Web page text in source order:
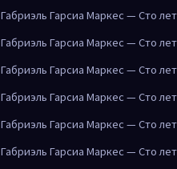
Габриэль Гарсиа Маркес — Сто
Габриэль Гарсиа Маркес — Сто
Габриэль Гарсиа Маркес — Сто
Габриэль Гарсиа Маркес — Сто
Габриэль Гарсиа Маркес — Сто
Габриэль Гарсиа Маркес — Сто